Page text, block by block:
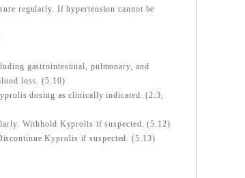
regularly. If hypertension cannot be
gastrointestinal, pulmonary, and
loss. (5.10)
dosing as clinically indicated. (2.3,
Withhold Kyprolis if suspected. (5.12)
Kyprolis if suspected. (5.13)